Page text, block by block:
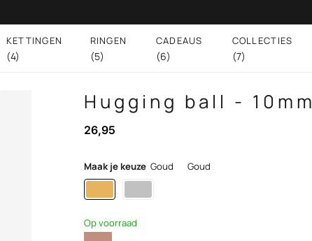
KETTINGEN
(4)
RINGEN
(5)
CADEAUS
(6)
COLLECTIES
(7)
Hugging ball - 10mm
26,95
Maak je keuze Goud Goud
Op voorraad